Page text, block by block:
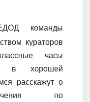
команды
кураторов
часы
в хорошей
расскажут о
по